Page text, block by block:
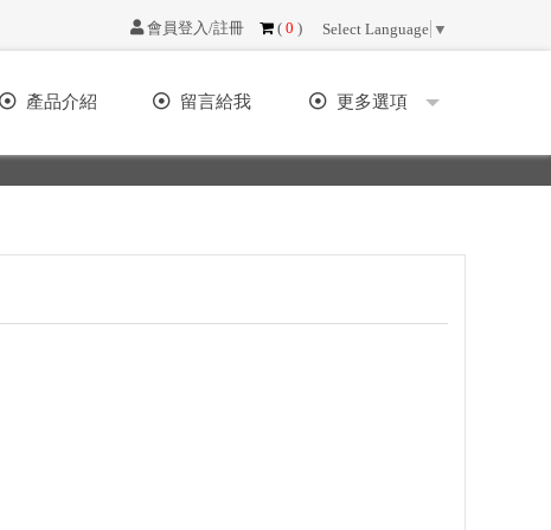
會員登入/註冊 ( 0 ) Select Language ▼
產品介紹 留言給我 更多選項